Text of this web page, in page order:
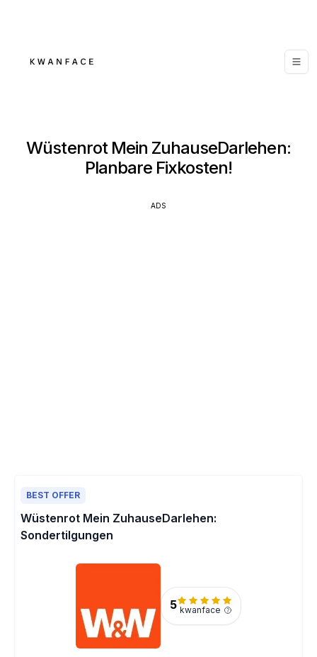
Wüstenrot Mein ZuhauseDarlehen:
Planbare Fixkosten!
ADS
BEST OFFER
Wüstenrot Mein ZuhauseDarlehen:
Sondertilgungen
5 kwanface